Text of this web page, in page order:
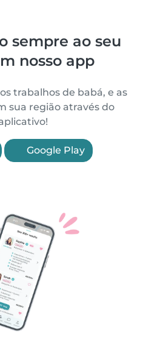
sempre ao seu
nosso app
trabalhos de babá, e as
sua região através do
Google Play